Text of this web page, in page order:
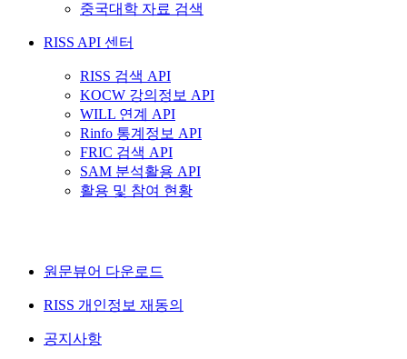
중국대학 자료 검색
RISS API 센터
RISS 검색 API
KOCW 강의정보 API
WILL 연계 API
Rinfo 통계정보 API
FRIC 검색 API
SAM 분석활용 API
활용 및 참여 현황
원문뷰어 다운로드
RISS 개인정보 재동의
공지사항